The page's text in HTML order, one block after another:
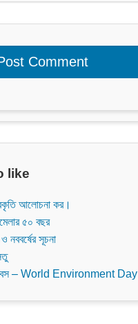
like
আলোচনা কর।
৫০ বছর
নববর্ষের সূচনা
দিবস – World Environment Day